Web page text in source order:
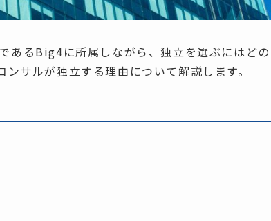
あるBig4に所属しながら、独立を選ぶにはどの
サルが独立する理由について解説します。